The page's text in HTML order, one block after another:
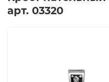
арт. 03320